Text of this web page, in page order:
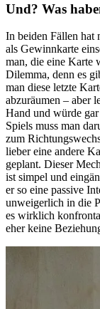
Und? Was
In beiden Fällen hat
als Gewinnkarte
man, die eine Karte
Dilemma, denn es
man diese letzte
abzuräumen – aber
Hand und würde
Spiels muss man
zum
lieber eine andere
geplant. Dieser
ist simpel und
er so eine passive
unweigerlich in die
es wirklich
eher keine